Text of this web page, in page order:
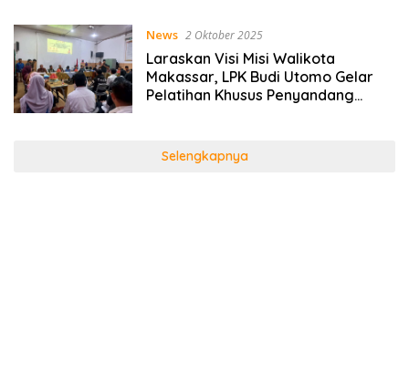
News 2 Oktober 2025
Laraskan Visi Misi Walikota
Makassar, LPK Budi Utomo Gelar
Pelatihan Khusus Penyandang
Selengkapnya